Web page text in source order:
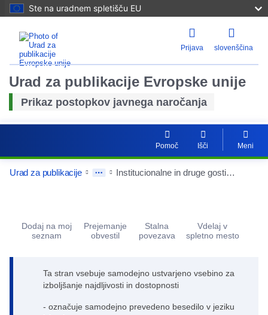
Ste na uradnem spletišču EU
Prijava slovenščina
Urad za publikacije Evropske unije
Prikaz postopkov javnega naročanja
Pomoč Išči Meni
Urad za publikacije Institucionalne in druge gostinske storitve v občini Ii za obdobje 2026–2028
Dodaj na moj
seznam
Prejemanje
obvestil
Stalna
povezava
Vdelaj v
spletno mesto
Ta stran vsebuje samodejno ustvarjeno vsebino za
izboljšanje najdljivosti in dostopnosti
- označuje samodejno prevedeno besedilo v jeziku